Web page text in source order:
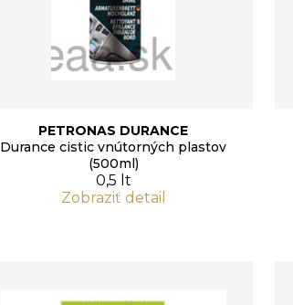
PETRONAS DURANCE
Durance cistic vnútorných plastov
(500ml)
0,5 lt
Zobraziť detail